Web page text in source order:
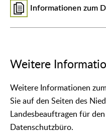
Informationen zum
Weitere
Weitere Informationen
Sie auf den Seiten des
Landesbeauftragen für
Datenschutzbüro.